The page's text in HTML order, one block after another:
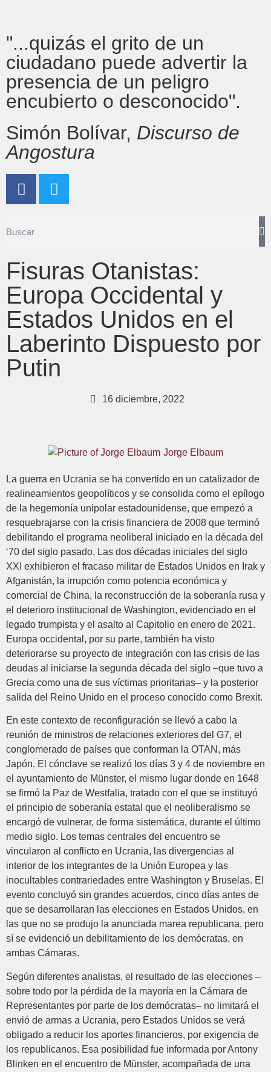
"...quizás el grito de un
ciudadano puede advertir la
presencia de un peligro
encubierto o desconocido".
Simón Bolívar, Discurso de
Angostura
Fisuras Otanistas:
Europa Occidental y
Estados Unidos en el
Laberinto Dispuesto por
Putin
16 diciembre, 2022
Jorge Elbaum
La guerra en Ucrania se ha convertido en un catalizador de
realineamientos geopolíticos y se consolida como el epílogo
de la hegemonía unipolar estadounidense, que empezó a
resquebrajarse con la crisis financiera de 2008 que terminó
debilitando el programa neoliberal iniciado en la década del
‘70 del siglo pasado. Las dos décadas iniciales del siglo
XXI exhibieron el fracaso militar de Estados Unidos en Irak y
Afganistán, la irrupción como potencia económica y
comercial de China, la reconstrucción de la soberanía rusa y
el deterioro institucional de Washington, evidenciado en el
legado trumpista y el asalto al Capitolio en enero de 2021.
Europa occidental, por su parte, también ha visto
deteriorarse su proyecto de integración con las crisis de las
deudas al iniciarse la segunda década del siglo –que tuvo a
Grecia como una de sus víctimas prioritarias– y la posterior
salida del Reino Unido en el proceso conocido como Brexit.
En este contexto de reconfiguración se llevó a cabo la
reunión de ministros de relaciones exteriores del G7, el
conglomerado de países que conforman la OTAN, más
Japón. El cónclave se realizó los días 3 y 4 de noviembre en
el ayuntamiento de Münster, el mismo lugar donde en 1648
se firmó la Paz de Westfalia, tratado con el que se instituyó
el principio de soberanía estatal que el neoliberalismo se
encargó de vulnerar, de forma sistemática, durante el último
medio siglo. Los temas centrales del encuentro se
vincularon al conflicto en Ucrania, las divergencias al
interior de los integrantes de la Unión Europea y las
inocultables contrariedades entre Washington y Bruselas. El
evento concluyó sin grandes acuerdos, cinco días antes de
que se desarrollaran las elecciones en Estados Unidos, en
las que no se produjo la anunciada marea republicana, pero
sí se evidenció un debilitamiento de los demócratas, en
ambas Cámaras.
Según diferentes analistas, el resultado de las elecciones –
sobre todo por la pérdida de la mayoría en la Cámara de
Representantes por parte de los demócratas– no limitará el
envió de armas a Ucrania, pero Estados Unidos se verá
obligado a reducir los aportes financieros, por exigencia de
los republicanos. Esa posibilidad fue informada por Antony
Blinken en el encuentro de Münster, acompañada de una